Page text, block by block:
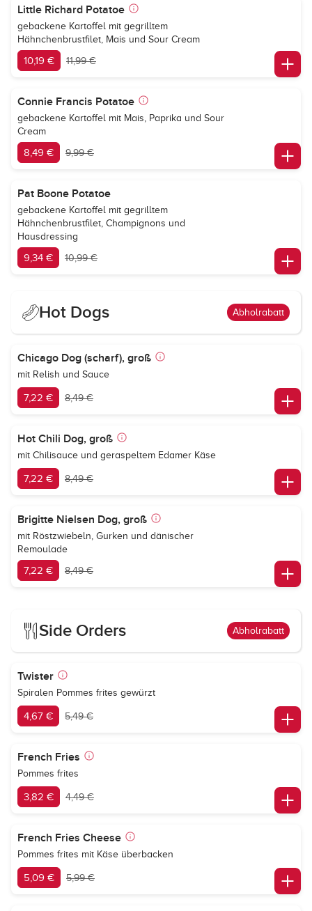
Little Richard Potatoe
gebackene Kartoffel mit gegrilltem
Hähnchenbrustfilet, Mais und Sour Cream
10,19 € 11,99 €
Connie Francis Potatoe
gebackene Kartoffel mit Mais, Paprika und Sour
Cream
8,49 € 9,99 €
Pat Boone Potatoe
gebackene Kartoffel mit gegrilltem
Hähnchenbrustfilet, Champignons und
Hausdressing
9,34 € 10,99 €
Hot Dogs Abholrabatt
Chicago Dog (scharf), groß
mit Relish und Sauce
7,22 € 8,49 €
Hot Chili Dog, groß
mit Chilisauce und geraspeltem Edamer Käse
7,22 € 8,49 €
Brigitte Nielsen Dog, groß
mit Röstzwiebeln, Gurken und dänischer
Remoulade
7,22 € 8,49 €
Side Orders Abholrabatt
Twister
Spiralen Pommes frites gewürzt
4,67 € 5,49 €
French Fries
Pommes frites
3,82 € 4,49 €
French Fries Cheese
Pommes frites mit Käse überbacken
5,09 € 5,99 €